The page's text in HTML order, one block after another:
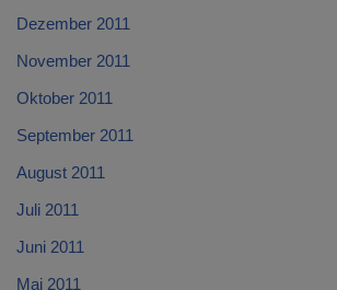
Dezember 2011
November 2011
Oktober 2011
September 2011
August 2011
Juli 2011
Juni 2011
Mai 2011